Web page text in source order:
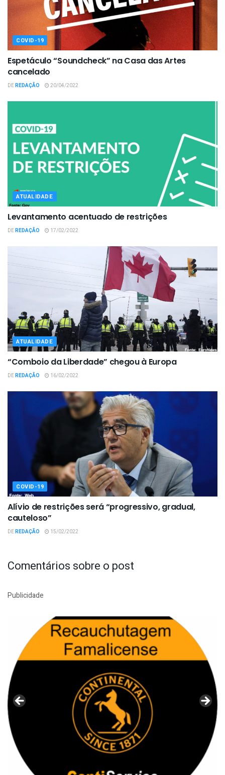
COVID-19
Espetáculo “Soundcheck” na Casa das Artes
cancelado
DEREDAÇÃO 20/04/2022
ATUALIDADE
Levantamento acentuado de restrições
DEREDAÇÃO 17/02/2022
ATUALIDADE
“Comboio da Liberdade” chegou à Europa
DEREDAÇÃO 16/02/2022
COVID-19
Alívio de restrições será “progressivo, gradual,
cauteloso”
DEREDAÇÃO 15/02/2022
Comentários sobre o post
Publicidade